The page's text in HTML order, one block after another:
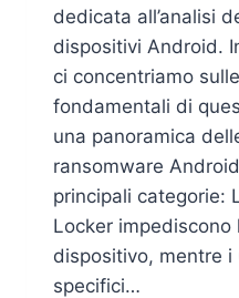
dedicata all’analisi
dispositivi Android.
ci concentriamo
fondamentali di
una panoramica
ransomware
principali categorie:
Locker impediscono
dispositivo, mentre i
specifici…